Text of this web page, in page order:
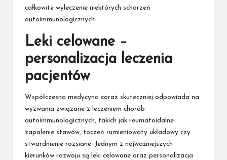
całkowite wyleczenie niektórych schorzeń
autoimmunologicznych.
Leki celowane –
personalizacja leczenia
pacjentów
Współczesna medycyna coraz skuteczniej odpowiada na
wyzwania związane z leczeniem chorób
autoimmunologicznych, takich jak reumatoidalne
zapalenie stawów, toczeń rumieniowaty układowy czy
stwardnienie rozsiane. Jednym z najważniejszych
kierunków rozwoju są leki celowane oraz personalizacja